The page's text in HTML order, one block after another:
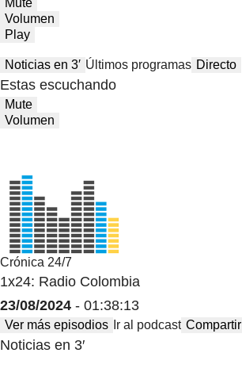
Volumen
Play
Noticias en 3′ Últimos programas Directo
Estas escuchando
Mute
Volumen
Crónica 24/7
1x24: Radio Colombia
23/08/2024 - 01:38:13
Ver más episodios Ir al podcast Compartir
Noticias en 3′